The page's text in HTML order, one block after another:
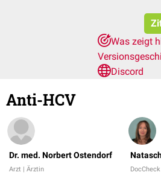
Was zeigt
Discord
Anti-HCV
Dr. med. Norbert Ostendorf
Arzt | Ärztin